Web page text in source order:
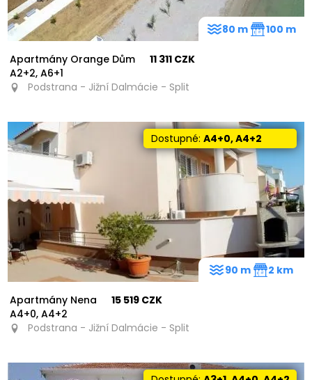
Apartmány Orange Dům
A2+2, A6+1
11 311 CZK
Podstrana - Jižní Dalmácie - Split
80 m 100 m
Dostupné:A4+0, A4+2
Apartmány Nena
A4+0, A4+2
15 519 CZK
Podstrana - Jižní Dalmácie - Split
90 m 2 km